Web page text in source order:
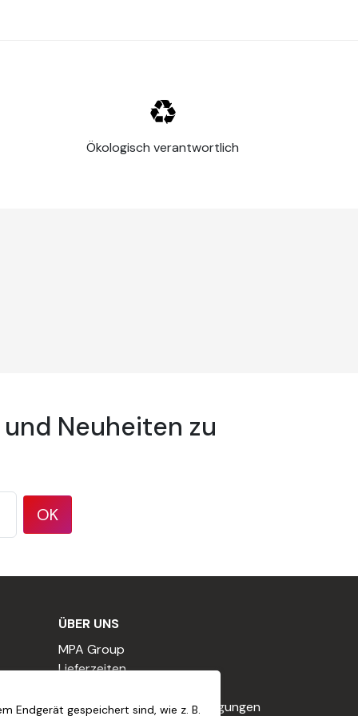
Oberflächen.
ist. Das Produkt sollte flüssig sein, nicht
Ökologisch verantwortlich
Neuheiten zu
OK
ÜBER UNS
MPA Group
Lieferzeiten
Allgemeine Geschäftsbedingungen
Endgerät gespeichert sind, wie z. B.